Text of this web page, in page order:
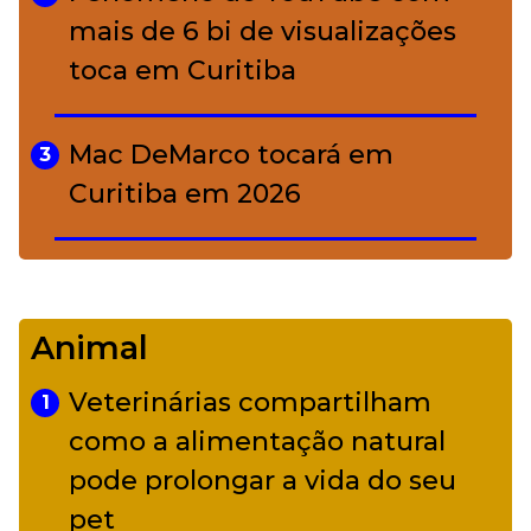
mais de 6 bi de visualizações
toca em Curitiba
3
Mac DeMarco tocará em
Curitiba em 2026
Camerata tem repertório
diverso a partir de R$ 17
Adriana Calcanhotto retoma
alter ego infantil para show em
Curitiba
Animal
1
Veterinárias compartilham
como a alimentação natural
pode prolongar a vida do seu
pet